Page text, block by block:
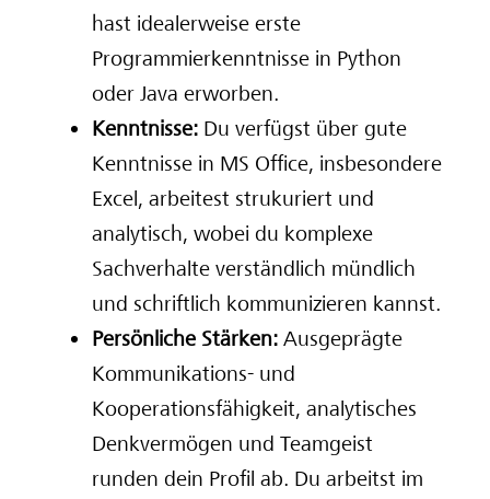
hast idealerweise erste
Programmierkenntnisse in Python
oder Java erworben.
Kenntnisse: Du verfügst über gute
Kenntnisse in MS Office, insbesondere
Excel, arbeitest strukuriert und
analytisch, wobei du komplexe
Sachverhalte verständlich mündlich
und schriftlich kommunizieren kannst.
Persönliche Stärken: Ausgeprägte
Kommunikations- und
Kooperationsfähigkeit, analytisches
Denkvermögen und Teamgeist
runden dein Profil ab. Du arbeitst im